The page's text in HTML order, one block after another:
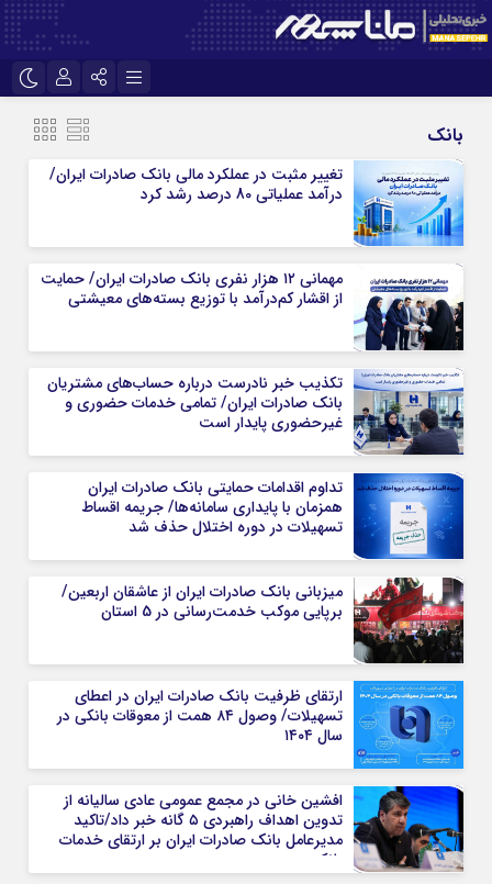
سروش
ایتا
آپارات
رمز عبور
مرا به خاطر بسپار
بانک
تغییر مثبت در عملکرد مالی بانک صادرات ایران/
درآمد عملیاتی 80 درصد رشد کرد
مهمانی ۱۲ هزار نفری بانک صادرات ایران/ حمایت
از اقشار کم‌درآمد با توزیع بسته‌های معیشتی
تکذیب خبر نادرست درباره حساب‌های مشتریان
بانک صادرات ایران/ تمامی خدمات حضوری و
غیرحضوری پایدار است
تداوم اقدامات حمایتی بانک صادرات ایران
همزمان با پایداری سامانه‌ها/ جریمه اقساط
تسهیلات در دوره اختلال حذف شد
میزبانی بانک صادرات ایران از عاشقان اربعین/
برپایی موکب خدمت‌رسانی در 5 استان
ارتقای ظرفیت بانک صادرات ایران در اعطای
تسهیلات/ وصول ۸۴ همت از معوقات بانکی در
سال ۱۴۰۴
​افشین خانی در مجمع عمومی عادی سالیانه از
تدوین اهداف راهبردی ۵ گانه خبر داد​/تاکید
مدیرعامل بانک صادرات ایران بر ارتقای خدمات
بانکی​